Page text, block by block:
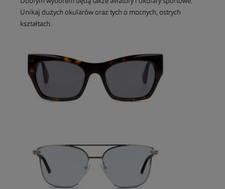
Unikaj dużych okularów oraz tych o mocnych, ostrych
kształtach.